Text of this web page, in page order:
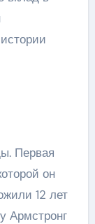
Первая
он
12 лет
Армстронг